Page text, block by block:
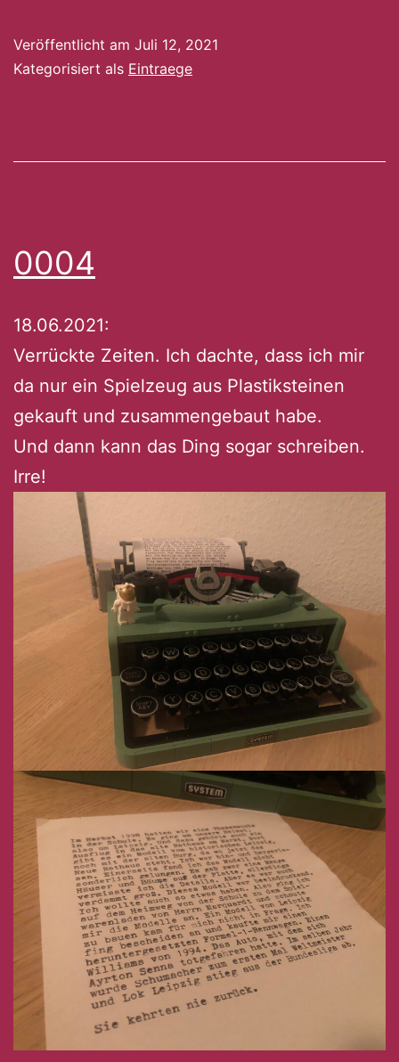
Veröffentlicht am Juli 12, 2021
Kategorisiert als Eintraege
0004
18.06.2021:
Verrückte Zeiten. Ich dachte, dass ich mir
da nur ein Spielzeug aus Plastiksteinen
gekauft und zusammengebaut habe.
Und dann kann das Ding sogar schreiben.
Irre!